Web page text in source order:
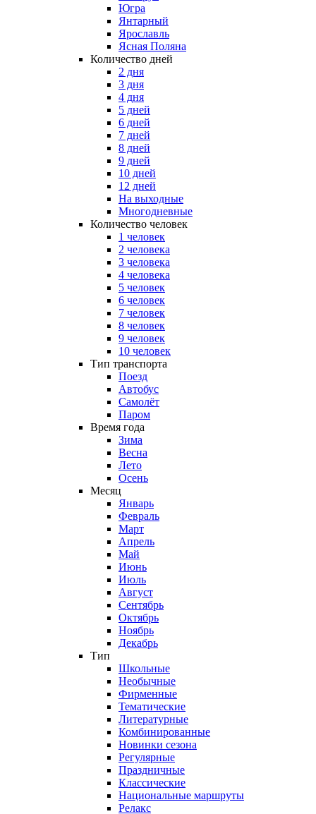
Югра
Янтарный
Ярославль
Ясная Поляна
Количество дней
2 дня
3 дня
4 дня
5 дней
6 дней
7 дней
8 дней
9 дней
10 дней
12 дней
На выходные
Многодневные
Количество человек
1 человек
2 человека
3 человека
4 человека
5 человек
6 человек
7 человек
8 человек
9 человек
10 человек
Тип транспорта
Поезд
Автобус
Самолёт
Паром
Время года
Зима
Весна
Лето
Осень
Месяц
Январь
Февраль
Март
Апрель
Май
Июнь
Июль
Август
Сентябрь
Октябрь
Ноябрь
Декабрь
Тип
Школьные
Необычные
Фирменные
Тематические
Литературные
Комбинированные
Новинки сезона
Регулярные
Праздничные
Классические
Национальные маршруты
Релакс